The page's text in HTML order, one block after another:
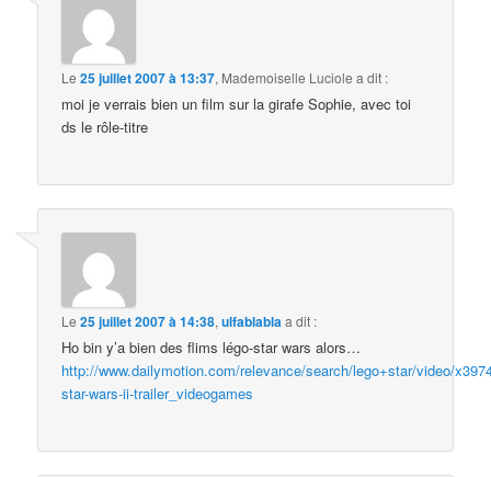
Le25 juillet 2007 à 13:37, Mademoiselle Luciole a dit :
moi je verrais bien un film sur la girafe Sophie, avec toi
ds le rôle-titre
Le25 juillet 2007 à 14:38,ulfablablaa dit :
Ho bin y’a bien des flims légo-star wars alors…
http://www.dailymotion.com/relevance/search/lego+star/video/
star-wars-ii-trailer_videogames